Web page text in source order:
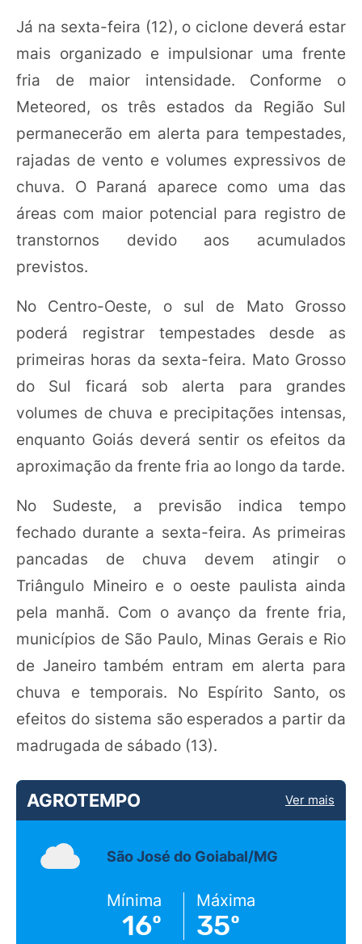
Já na sexta-feira (12), o ciclone deverá estar
mais organizado e impulsionar uma frente
fria de maior intensidade. Conforme o
Meteored, os três estados da Região Sul
permanecerão em alerta para tempestades,
rajadas de vento e volumes expressivos de
chuva. O Paraná aparece como uma das
áreas com maior potencial para registro de
transtornos devido aos acumulados
previstos.
No Centro-Oeste, o sul de Mato Grosso
poderá registrar tempestades desde as
primeiras horas da sexta-feira. Mato Grosso
do Sul ficará sob alerta para grandes
volumes de chuva e precipitações intensas,
enquanto Goiás deverá sentir os efeitos da
aproximação da frente fria ao longo da tarde.
No Sudeste, a previsão indica tempo
fechado durante a sexta-feira. As primeiras
pancadas de chuva devem atingir o
Triângulo Mineiro e o oeste paulista ainda
pela manhã. Com o avanço da frente fria,
municípios de São Paulo, Minas Gerais e Rio
de Janeiro também entram em alerta para
chuva e temporais. No Espírito Santo, os
efeitos do sistema são esperados a partir da
madrugada de sábado (13).
AGROTEMPO Ver mais
São José do Goiabal/MG
Mínima
16º
Máxima
35º